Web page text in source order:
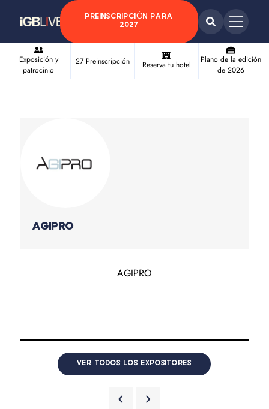
PREINSCRIPCIÓN PARA
2027
Exposición y
patrocinio
27 Preinscripción Reserva tu hotel
Plano de la edición
de 2026
AGIPRO
AGIPRO
VER TODOS LOS EXPOSITORES